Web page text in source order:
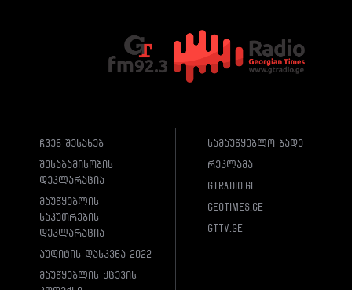
ჩვენ შესახებ
შესაბამისობის
დეკლარაცია
მაუწყებლის
საკუთრების
დეკლარაცია
აუდიტის დასკვნა 2022
მაუწყებლის ქცევის
სამაუწყებლო ბადე
რეკლამა
gtradio.ge
geotimes.ge
gttv.ge